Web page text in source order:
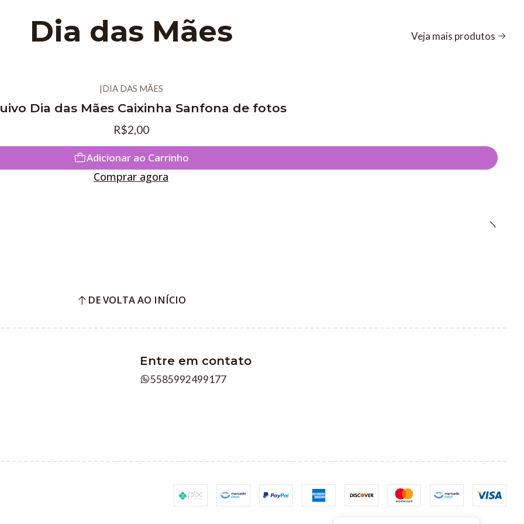
Dia das Mães Veja mais produtos
|DIA DAS MÃES
Dia das Mães Caixinha Sanfona de fotos
R$2,00
Adicionar ao Carrinho
Comprar agora
DE VOLTA AO INÍCIO
Entre em contato
5585992499177